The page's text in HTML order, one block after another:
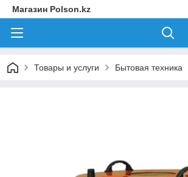
Магазин Polson.kz
Товары и услуги Бытовая техника